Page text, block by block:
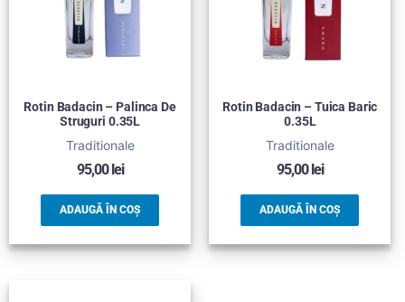
Rotin Badacin – Palinca De
Struguri 0.35L
Traditionale
95,00 lei
ADAUGĂ ÎN COȘ
Rotin Badacin – Tuica Baric
0.35L
Traditionale
95,00 lei
ADAUGĂ ÎN COȘ